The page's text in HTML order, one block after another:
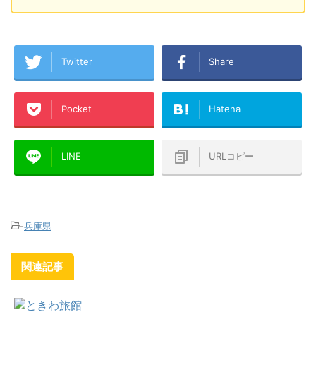
Twitter Share
Pocket Hatena
LINE URLコピー
-兵庫県
関連記事